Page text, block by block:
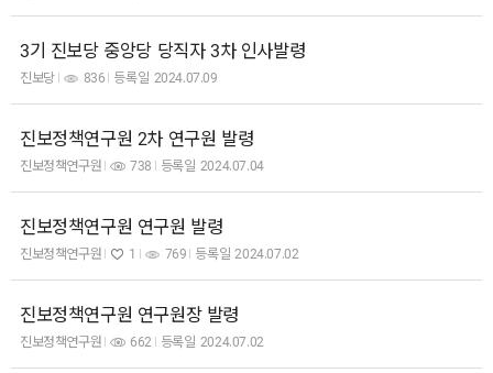
3기 진보당 중앙당 당직자 3차 인사발령
진보당 836 등록일 2024.07.09
진보정책연구원 2차 연구원 발령
진보정책연구원 738 등록일 2024.07.04
진보정책연구원 연구원 발령
진보정책연구원 1 769 등록일 2024.07.02
진보정책연구원 연구원장 발령
진보정책연구원 662 등록일 2024.07.02